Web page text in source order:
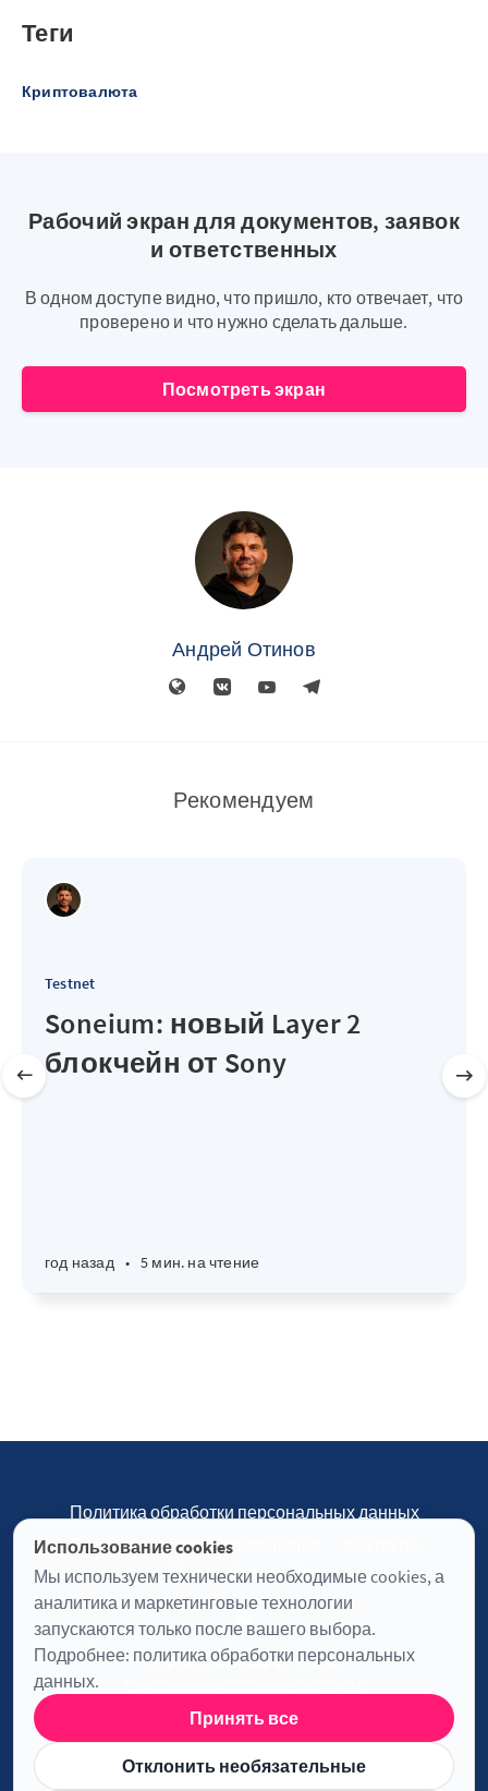
Теги
Криптовалюта
Рабочий экран для документов, заявок
и ответственных
В одном доступе видно, что пришло, кто отвечает, что
проверено и что нужно сделать дальше.
Посмотреть экран
Андрей Отинов
Рекомендуем
Testnet
Soneium: новый Layer 2
блокчейн от Sony
год назад • 5 мин. на чтение
Использование cookies
Мы используем технически необходимые cookies, а
аналитика и маркетинговые технологии
запускаются только после вашего выбора.
Подробнее: политика обработки персональных
данных.
Принять все
Отклонить необязательные
Политика обработки персональных данных
Пользовательское соглашение
Настройки cookies
Журнал «Отинофф» © 2026
Информация о лицензии JavaScript